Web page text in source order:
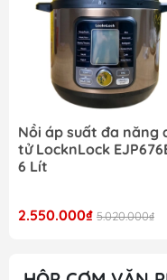
Nồi áp suất đa năng
tử LocknLock
6 Lít
2.550.000₫ 5.020.000₫